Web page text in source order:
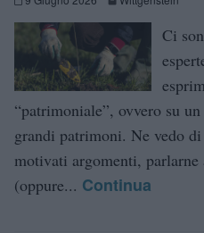
Ci
“patrimoniale”, ovvero su
grandi patrimoni. Ne vedo
motivati argomenti, parlarne
(oppure... Continua